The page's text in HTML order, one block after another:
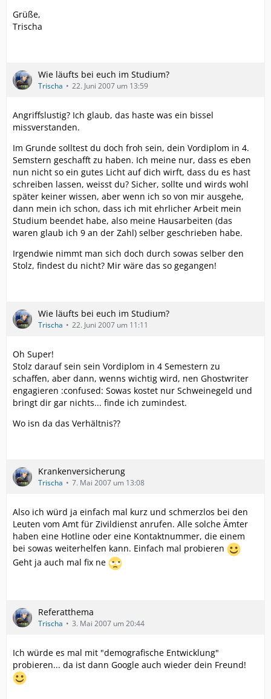
Grüße,
Trischa
Wie läufts bei euch im Studium?
Trischa 22. Juni 2007 um 13:59
Angriffslustig? Ich glaub, das haste was ein bissel
missverstanden.
Im Grunde solltest du doch froh sein, dein Vordiplom in 4.
Semstern geschafft zu haben. Ich meine nur, dass es eben
nun nicht so ein gutes Licht auf dich wirft, dass du es hast
schreiben lassen, weisst du? Sicher, sollte und wirds wohl
später keiner wissen, aber wenn ich so von mir ausgehe,
dann mein ich schon, dass ich mit ehrlicher Arbeit mein
Studium beendet habe, also meine Hausarbeiten (das
waren glaub ich 9 an der Zahl) selber geschrieben habe.
Irgendwie nimmt man sich doch durch sowas selber den
Stolz, findest du nicht? Mir wäre das so gegangen!
Wie läufts bei euch im Studium?
Trischa 22. Juni 2007 um 11:11
Oh Super!
Stolz darauf sein sein Vordiplom in 4 Semestern zu
schaffen, aber dann, wenns wichtig wird, nen Ghostwriter
engagieren :confused: Sowas kostet nur Schweinegeld und
bringt dir gar nichts... finde ich zumindest.
Wo isn da das Verhältnis??
Krankenversicherung
Trischa 7. Mai 2007 um 13:08
Also ich würd ja einfach mal kurz und schmerzlos bei den
Leuten vom Amt für Zivildienst anrufen. Alle solche Ämter
haben eine Hotline oder eine Kontaktnummer, die einem
bei sowas weiterhelfen kann. Einfach mal probieren
Geht ja auch mal fix ne
Referatthema
Trischa 3. Mai 2007 um 20:44
Ich würde es mal mit "demografische Entwicklung"
probieren... da ist dann Google auch wieder dein Freund!